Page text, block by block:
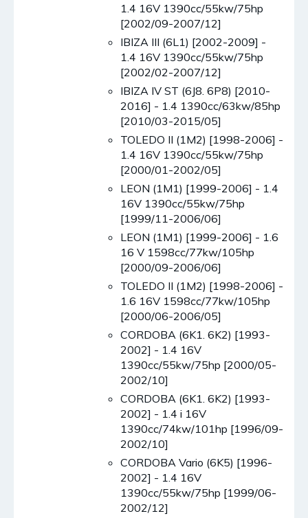
1.4 16V 1390cc/55kw/75hp
[2002/09-2007/12]
IBIZA III (6L1) [2002-2009] -
1.4 16V 1390cc/55kw/75hp
[2002/02-2007/12]
IBIZA IV ST (6J8. 6P8) [2010-
2016] - 1.4 1390cc/63kw/85hp
[2010/03-2015/05]
TOLEDO II (1M2) [1998-2006] -
1.4 16V 1390cc/55kw/75hp
[2000/01-2002/05]
LEON (1M1) [1999-2006] - 1.4
16V 1390cc/55kw/75hp
[1999/11-2006/06]
LEON (1M1) [1999-2006] - 1.6
16 V 1598cc/77kw/105hp
[2000/09-2006/06]
TOLEDO II (1M2) [1998-2006] -
1.6 16V 1598cc/77kw/105hp
[2000/06-2006/05]
CORDOBA (6K1. 6K2) [1993-
2002] - 1.4 16V
1390cc/55kw/75hp [2000/05-
2002/10]
CORDOBA (6K1. 6K2) [1993-
2002] - 1.4 i 16V
1390cc/74kw/101hp [1996/09-
2002/10]
CORDOBA Vario (6K5) [1996-
2002] - 1.4 16V
1390cc/55kw/75hp [1999/06-
2002/12]